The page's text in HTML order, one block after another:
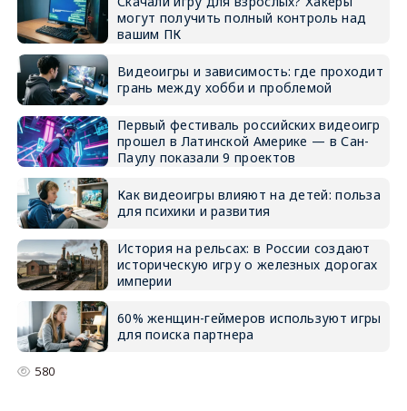
могут получить полный контроль над
вашим ПК
Видеоигры и зависимость: где проходит
грань между хобби и проблемой
Первый фестиваль российских видеоигр
прошел в Латинской Америке — в Сан-
Паулу показали 9 проектов
Как видеоигры влияют на детей: польза
для психики и развития
История на рельсах: в России создают
историческую игру о железных дорогах
империи
60% женщин-геймеров используют игры
для поиска партнера
580